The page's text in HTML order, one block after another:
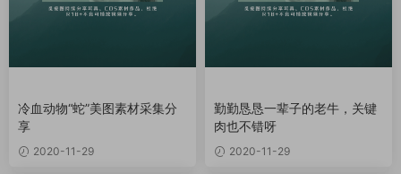
冷血动物“蛇”美图素材采集分
享
2020-11-29
勤勤恳恳一辈子的老牛，关键
肉也不错呀
2020-11-29